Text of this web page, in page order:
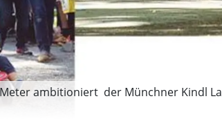
ambitioniert  der Münchner Kindl